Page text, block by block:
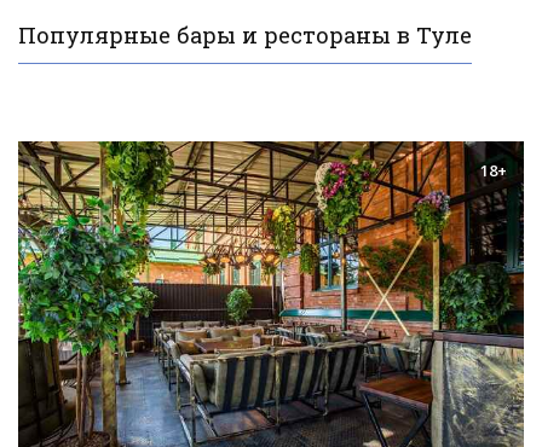
Популярные бары и рестораны в Туле
18+